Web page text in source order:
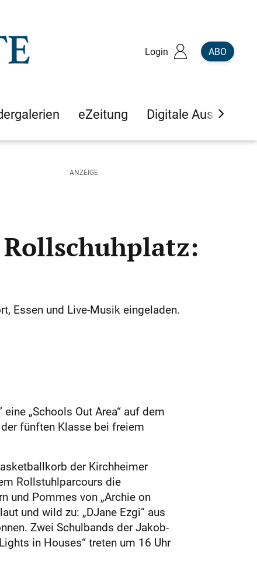
Login ABO
eZeitung Digitale Ausgaben
Essen und Live-Musik eingeladen.
„Schools Out Area“ auf dem
fünften Klasse bei freiem
der Kirchheimer
Rollstuhlparcours die
und Pommes von „Archie on
und wild zu: „DJane Ezgi” aus
Zwei Schulbands der Jakob-
in Houses“ treten um 16 Uhr